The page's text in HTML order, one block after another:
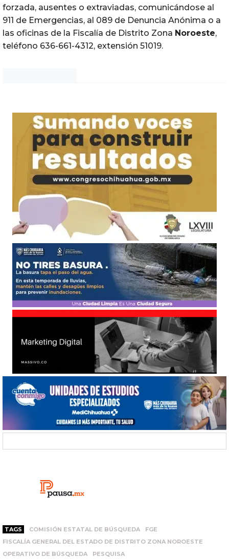
forzada, ausentes o extraviadas, comunicándose al
911 de Emergencias, al 089 de Denuncia Anónima o a
las oficinas de la Fiscalía de Distrito Zona Noroeste,
teléfono 636-661-4312, extensión 51019.
TAGS COMISIÓN ESTATAL DE BÚSQUEDA
FGE
FISCALÍA GENERAL DEL ESTADO DE DISTRITO ZONA NOROESTE
OPERATIVO DE BÚSQUEDA
PESQUISA